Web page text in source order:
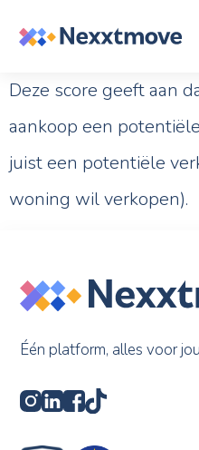
Deze score geeft aan
aankoop een
juist een potentiële
woning wil verkopen).
Één platform, alles voor